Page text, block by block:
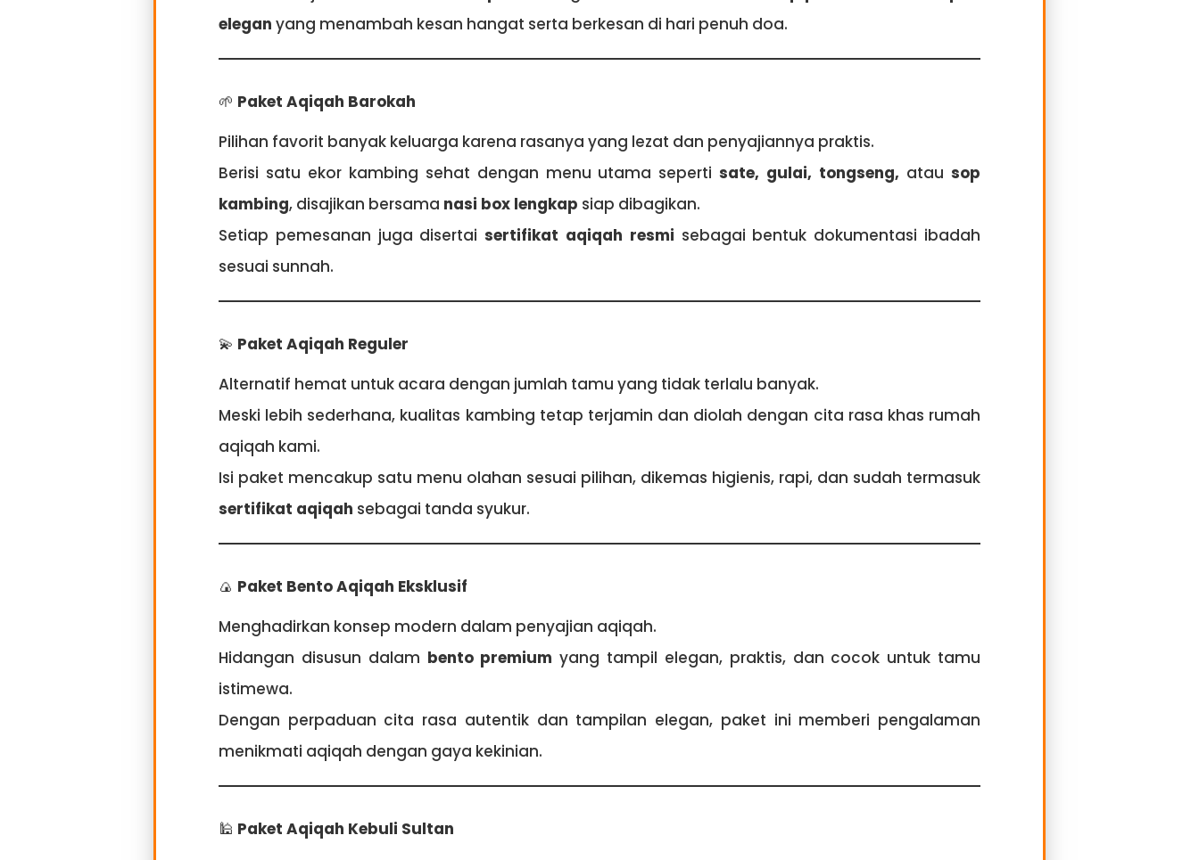
elegan yang menambah kesan hangat serta berkesan di hari penuh doa.
🌱 Paket Aqiqah Barokah
Pilihan favorit banyak keluarga karena rasanya yang lezat dan penyajiannya praktis.
Berisi satu ekor kambing sehat dengan menu utama sepertisate, gulai, tongseng, atausop
kambing, disajikan bersama nasi box lengkap siap dibagikan.
Setiap pemesanan juga disertaisertifikat aqiqah resmi sebagai bentuk dokumentasi ibadah
sesuai sunnah.
💫 Paket Aqiqah Reguler
Alternatif hemat untuk acara dengan jumlah tamu yang tidak terlalu banyak.
Meski lebih sederhana, kualitas kambing tetap terjamin dan diolah dengan cita rasa khas rumah
aqiqah kami.
Isi paket mencakup satu menu olahan sesuai pilihan, dikemas higienis, rapi, dan sudah termasuk
sertifikat aqiqah sebagai tanda syukur.
🍙 Paket Bento Aqiqah Eksklusif
Menghadirkan konsep modern dalam penyajian aqiqah.
Hidangan disusun dalam bento premium yang tampil elegan, praktis, dan cocok untuk tamu
istimewa.
Dengan perpaduan cita rasa autentik dan tampilan elegan, paket ini memberi pengalaman
menikmati aqiqah dengan gaya kekinian.
🕌 Paket Aqiqah Kebuli Sultan